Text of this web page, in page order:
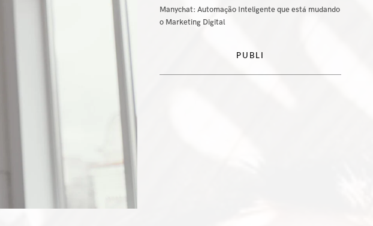
Manychat: Automação Inteligente que está mudando
o Marketing Digital
PUBLI